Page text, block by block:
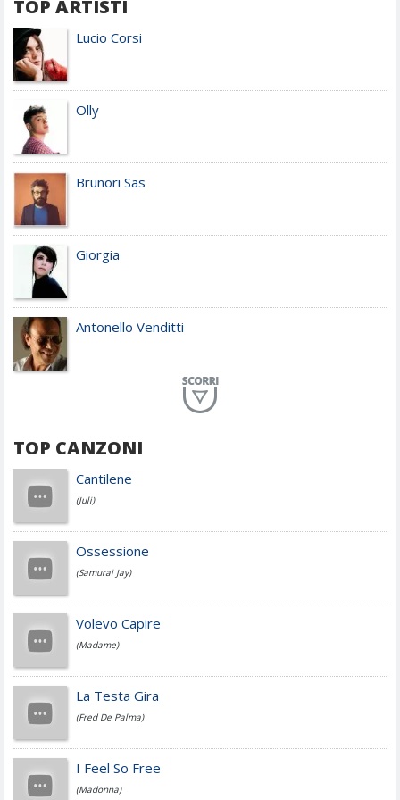
TOP ARTISTI
Lucio Corsi
Olly
Brunori Sas
Giorgia
Antonello Venditti
Achille Lauro
Cesare Cremonini
Jovanotti
Fedez
Simone Cristicchi
TOP CANZONI
Cantilene
(Juli)
Ossessione
(Samurai Jay)
Volevo Capire
(Madame)
La Testa Gira
(Fred De Palma)
I Feel So Free
(Madonna)